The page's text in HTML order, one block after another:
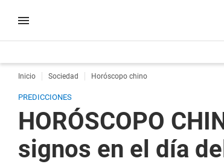
Inicio Sociedad Horóscopo chino
PREDICCIONES
HORÓSCOPO
signos en el día